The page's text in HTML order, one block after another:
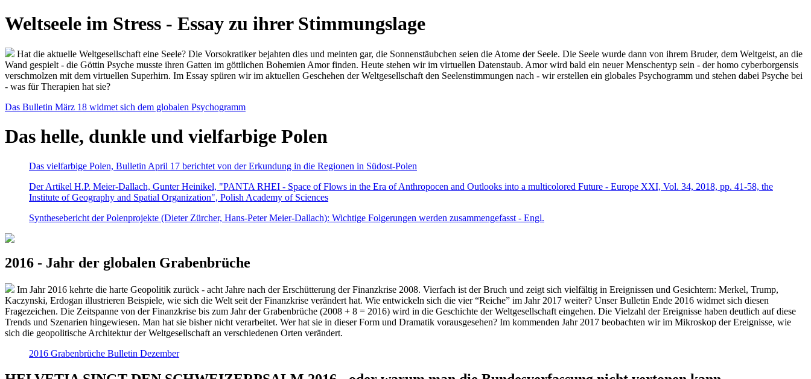
Weltseele im Stress - Essay zu ihrer Stimmungslage
Hat die aktuelle Weltgesellschaft eine Seele? Die Vorsokratiker bejahten dies und meinten gar, die Sonnenstäubchen seien die Atome der Seele. Die Seele wurde dann von ihrem Bruder, dem Weltgeist, an die
Wand gespielt - die Göttin Psyche musste ihren Gatten im göttlichen Bohemien Amor finden. Heute stehen wir im virtuellen Datenstaub. Amor wird bald ein neuer Menschentyp sein - der homo cyberborgensis
verschmolzen mit dem virtuellen Superhirn. Im Essay spüren wir im aktuellen Geschehen der Weltgesellschaft den Seelenstimmungen nach - wir erstellen ein globales Psychogramm und stehen dabei Psyche bei
- was für Therapien hat sie?
Das Bulletin März 18 widmet sich dem globalen Psychogramm
Das helle, dunkle und vielfarbige Polen
Das vielfarbige Polen, Bulletin April 17 berichtet von der Erkundung in die Regionen in Südost-Polen
Der Artikel H.P. Meier-Dallach, Gunter Heinikel, "PANTA RHEI - Space of Flows in the Era of Anthropocen and Outlooks into a multicolored Future - Europe XXI, Vol. 34, 2018, pp. 41-58, the
Institute of Geography and Spatial Organization", Polish Academy of Sciences
Synthesebericht der Polenprojekte (Dieter Zürcher, Hans-Peter Meier-Dallach): Wichtige Folgerungen werden zusammengefasst - Engl.
2016 - Jahr der globalen Grabenbrüche
Im Jahr 2016 kehrte die harte Geopolitik zurück - acht Jahre nach der Erschütterung der Finanzkrise 2008. Vierfach ist der Bruch und zeigt sich vielfältig in Ereignissen und Gesichtern: Merkel, Trump,
Kaczynski, Erdogan illustrieren Beispiele, wie sich die Welt seit der Finanzkrise verändert hat. Wie entwickeln sich die vier “Reiche” im Jahr 2017 weiter? Unser Bulletin Ende 2016 widmet sich diesen
Fragezeichen. Die Zeitspanne von der Finanzkrise bis zum Jahr der Grabenbrüche (2008 + 8 = 2016) wird in die Geschichte der Weltgesellschaft eingehen. Die Vielzahl der Ereignisse haben deutlich auf diese
Trends und Szenarien hingewiesen. Man hat sie bisher nicht verarbeitet. Wer hat sie in dieser Form und Dramatik vorausgesehen? Im kommenden Jahr 2017 beobachten wir im Mikroskop der Ereignisse, wie
sich die geopolitische Architektur der Weltgesellschaft an verschiedenen Orten verändert.
2016 Grabenbrüche Bulletin Dezember